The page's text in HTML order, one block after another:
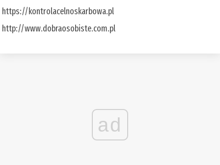
https://kontrolacelnoskarbowa.pl
http://www.dobraosobiste.com.pl
ad